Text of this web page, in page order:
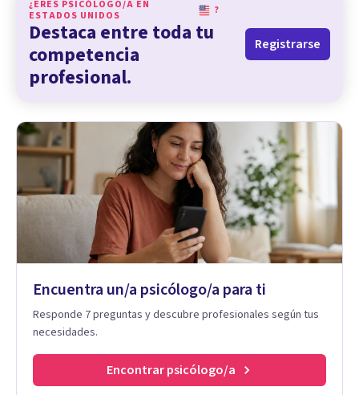
¿ERES PSICÓLOGO/A EN
ESTADOS UNIDOS
?
Destaca entre toda tu
competencia
profesional.
Registrarse
Encuentra un/a psicólogo/a para ti
Responde 7 preguntas y descubre profesionales según tus
necesidades.
Encontrar psicólogo/a